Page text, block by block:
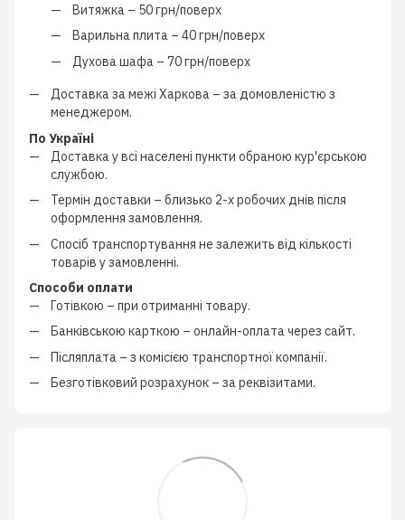
Витяжка – 50 грн/поверх
Варильна плита – 40 грн/поверх
Духова шафа – 70 грн/поверх
Доставка за межі Харкова – за домовленістю з
менеджером.
По Україні
Доставка у всі населені пункти обраною кур'єрською
службою.
Термін доставки – близько 2-х робочих днів після
оформлення замовлення.
Спосіб транспортування не залежить від кількості
товарів у замовленні.
Способи оплати
Готівкою – при отриманні товару.
Банківською карткою – онлайн-оплата через сайт.
Післяплата – з комісією транспортної компанії.
Безготівковий розрахунок – за реквізитами.